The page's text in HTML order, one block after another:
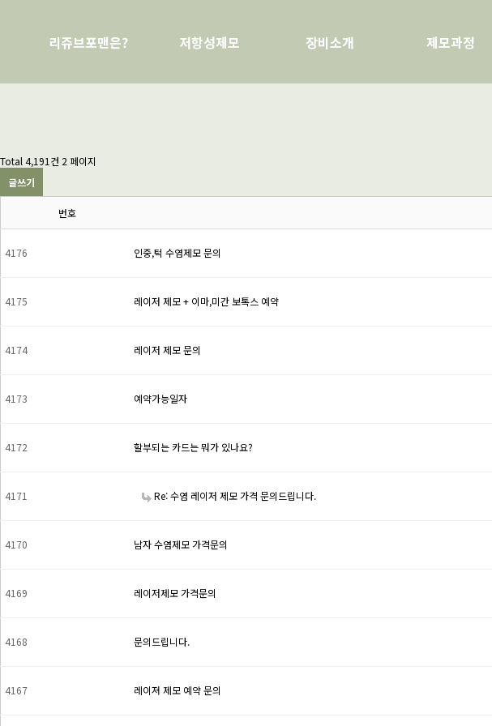
리쥬브포맨은? 저항성제모 장비소개 제모과정
Total 4,191건 2 페이지
글쓰기
번호
4176 인중,턱 수염제모 문의
4175 레이저 제모 + 이마,미간 보톡스 예약
4174 레이저 제모 문의
4173 예약가능일자
4172 할부되는 카드는 뭐가 있나요?
4171 Re: 수염 레이저 제모 가격 문의드립니다.
4170 남자 수염제모 가격문의
4169 레이저제모 가격문의
4168 문의드립니다.
4167 레이져 제모 예약 문의